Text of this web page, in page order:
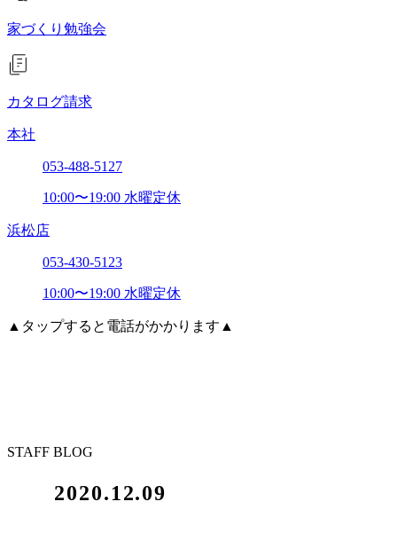
家づくり勉強会
カタログ請求
本社
053-488-5127
10:00〜19:00 水曜定休
浜松店
053-430-5123
10:00〜19:00 水曜定休
▲タップすると電話がかかります▲
STAFF BLOG
2020.12.09